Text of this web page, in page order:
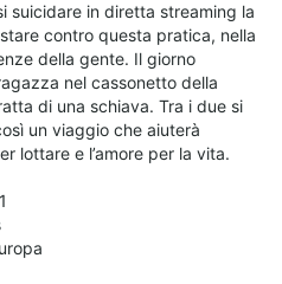
suicidare in diretta streaming la
contro questa pratica, nella
della gente. Il giorno
nel cassonetto della
di una schiava. Tra i due si
un viaggio che aiuterà
lottare e l’amore per la vita.